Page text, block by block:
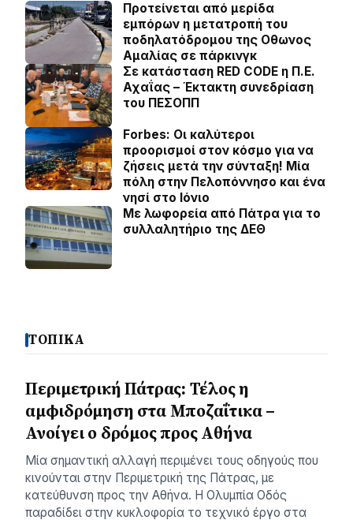
Προτείνεται από μερίδα
εμπόρων η μετατροπή του
ποδηλατόδρομου της Οθωνος
Αμαλίας σε πάρκινγκ
Σε κατάσταση RED CODE η Π.Ε.
Αχαΐας – Έκτακτη συνεδρίαση
του ΠΕΣΟΠΠ
Forbes: Οι καλύτεροι
προορισμοί στον κόσμο για να
ζήσεις μετά την σύνταξη! Mία
πόλη στην Πελοπόννησο και ένα
νησί στο Ιόνιο
Με λωφορεία από Πάτρα για το
συλλαλητήριο της ΔΕΘ
ΤΟΠΙΚΑ
Περιμετρική Πάτρας: Τέλος η
αμφιδρόμηση στα Μποζαΐτικα –
Ανοίγει ο δρόμος προς Αθήνα
Μία σηµαντική αλλαγή περιµένει τους οδηγούς που
κινούνται στην Περιµετρική της Πάτρας, µε
κατεύθυνση προς την Αθήνα. Η Ολυµπία Οδός
παραδίδει στην κυκλοφορία το τεχνικό έργο στα